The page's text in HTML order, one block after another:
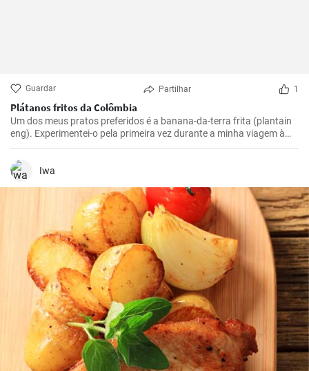
Guardar Partilhar 1
Plátanos fritos da Colômbia
Um dos meus pratos preferidos é a banana-da-terra frita (plantain
eng). Experimentei-o pela primeira vez durante a minha viagem à
Colômbia e achei-o absolutamente delicioso. Agora preparo-o com
muita frequência porque é simples mas incrivelmente saboroso. Os
plátanos são uma verdadeira delícia quando preparados
plátanos fritos na perfeição.
Iwa